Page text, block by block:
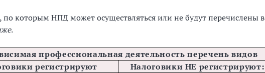
по которым НПД может осуществляться или не будут перечислены в
.
профессиональная деятельность перечень видов
регистрируют
Налоговики НЕ регистрируют: